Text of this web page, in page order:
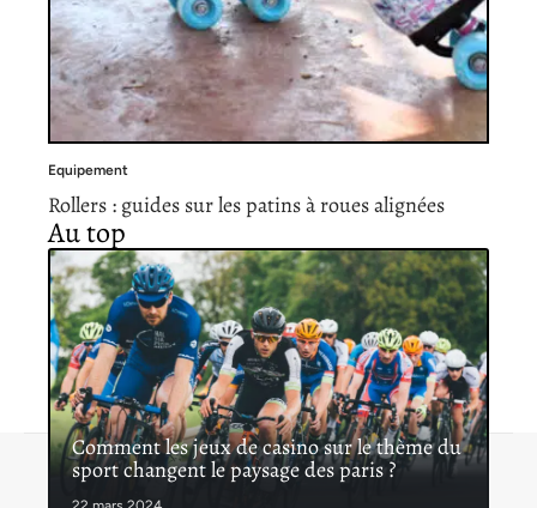
Equipement
Rollers : guides sur les patins à roues alignées
Au top
Comment les jeux de casino sur le thème du
sport changent le paysage des paris ?
Contact Mentions légales Sitemap